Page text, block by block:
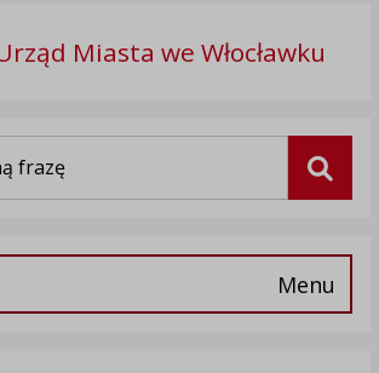
Miasta we Włocławku
Menu